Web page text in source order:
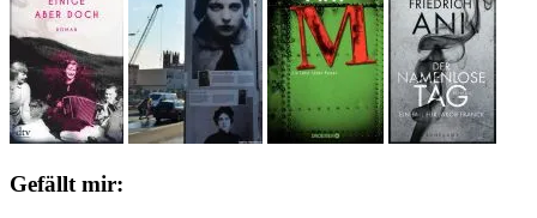
Gefällt mir: